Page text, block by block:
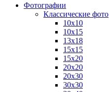
Фотографии
Классические фото
10х10
10х15
13х18
15х15
15х20
20х20
20х30
30х30